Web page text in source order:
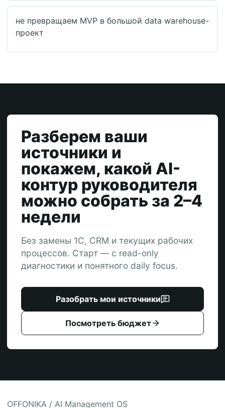
не превращаем MVP в большой data warehouse-
проект
Разберем ваши
источники и
покажем, какой AI-
контур руководителя
можно собрать за 2–4
недели
Без замены 1С, CRM и текущих рабочих
процессов. Старт — с read-only
диагностики и понятного daily focus.
Разобрать мои источники
Посмотреть бюджет
OFFONIKA / AI Management OS